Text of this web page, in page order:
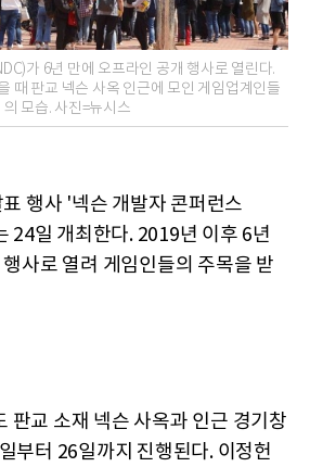
가 6년 만에 오프라인 공개 행사로 열린다.
때 판교 넥슨 사옥 인근에 모인 게임업계인들
의 모습. 사진=뉴시스
행사 '넥슨 개발자 콘퍼런스
24일 개최한다. 2019년 이후 6년
사로 열려 게임인들의 주목을 받
판교 소재 넥슨 사옥과 인근 경기창
부터 26일까지 진행된다. 이정헌